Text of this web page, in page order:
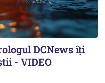
DCNews îți
- VIDEO